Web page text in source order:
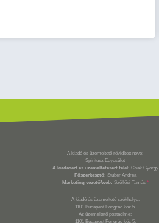
A kiadó és üzemeltető rövidített neve:
Spiritusz Egyesület
A kiadásért és üzemeltetésért felel: Csák György
Főszerkesztő: Stuber Andrea
Marketing vezető/web: Szöllősi Tamás *
A kiadó és üzemeltető székhelye:
1101 Budapest Pongrác köz 5.
Az üzemeltető postacíme:
1101 Budapest Pongrác köz 5.